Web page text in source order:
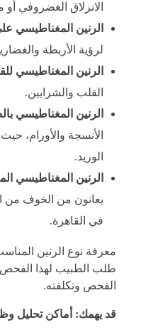
الانزلاق الغضروفي
الرنين المغناطيسي
لرؤية الأربطة
الرنين المغناطيسي
القلب والشرايين.
الرنين المغناطيسي
الأنسجة والأورام،
الوريد.
الرنين المغناطيسي
يعانون من الخوف من
في القاهرة.
معرفة نوع الرنين
طلب الطبيب لهذا
الفحص وتكلفته.
قد يهمك: أماكن تحليل